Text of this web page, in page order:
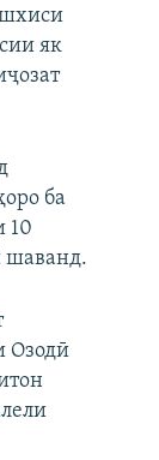
як
ба
10
шаванд.
Озодӣ